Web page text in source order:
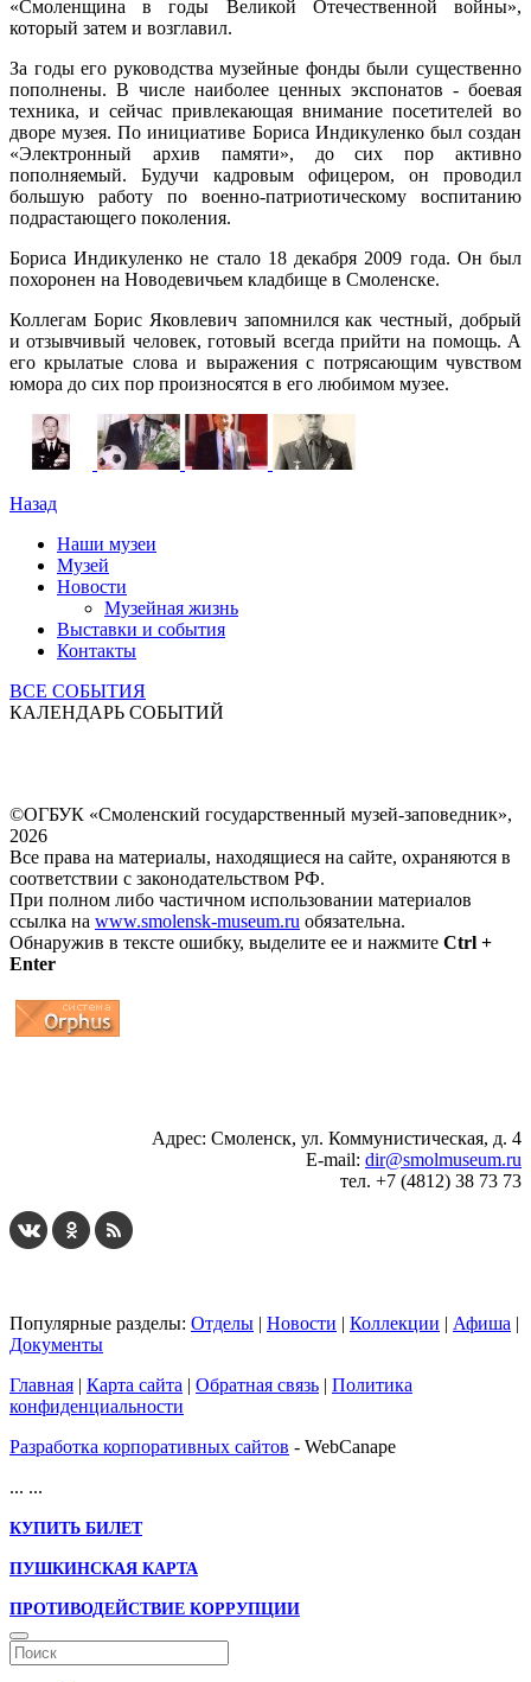
«Смоленщина в годы Великой Отечественной войны»,
который затем и возглавил.
За годы его руководства музейные фонды были существенно
пополнены. В числе наиболее ценных экспонатов - боевая
техника, и сейчас привлекающая внимание посетителей во
дворе музея. По инициативе Бориса Индикуленко был создан
«Электронный архив памяти», до сих пор активно
пополняемый. Будучи кадровым офицером, он проводил
большую работу по военно-патриотическому воспитанию
подрастающего поколения.
Бориса Индикуленко не стало 18 декабря 2009 года. Он был
похоронен на Новодевичьем кладбище в Смоленске.
Коллегам Борис Яковлевич запомнился как честный, добрый
и отзывчивый человек, готовый всегда прийти на помощь. А
его крылатые слова и выражения с потрясающим чувством
юмора до сих пор произносятся в его любимом музее.
Назад
Наши музеи
Музей
Новости
Музейная жизнь
Выставки и события
Контакты
ВСЕ СОБЫТИЯ
КАЛЕНДАРЬ СОБЫТИЙ
©ОГБУК «Смоленский государственный музей-заповедник»,
2026
Все права на материалы, находящиеся на сайте, охраняются в
соответствии с законодательством РФ.
При полном либо частичном использовании материалов
ссылка на www.smolensk-museum.ru обязательна.
Обнаружив в тексте ошибку, выделите ее и нажмите Ctrl +
Enter
Адрес: Смоленск, ул. Коммунистическая, д. 4
E-mail: dir@smolmuseum.ru
тел. +7 (4812) 38 73 73
Популярные разделы: Отделы | Новости | Коллекции | Афиша |
Документы
Главная | Карта сайта | Обратная связь | Политика
конфиденциальности
Разработка корпоративных сайтов - WebCanape
... ...
КУПИТЬ БИЛЕТ
ПУШКИНСКАЯ КАРТА
ПРОТИВОДЕЙСТВИЕ КОРРУПЦИИ